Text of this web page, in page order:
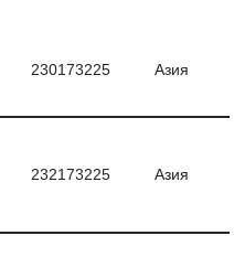
230173225 Азия
232173225 Азия